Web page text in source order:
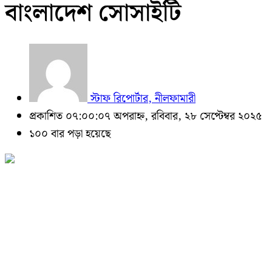
বাংলাদেশ সোসাইটি
স্টাফ রিপোর্টার, নীলফামারী
প্রকাশিত ০৭:০০:০৭ অপরাহ্ন, রবিবার, ২৮ সেপ্টেম্বর ২০২৫
১০০ বার পড়া হয়েছে